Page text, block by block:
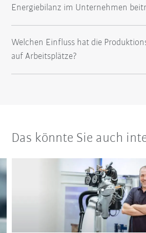
Energiebilanz im Unternehmen
Welchen Einfluss hat die
auf Arbeitsplätze?
Das könnte Sie auch